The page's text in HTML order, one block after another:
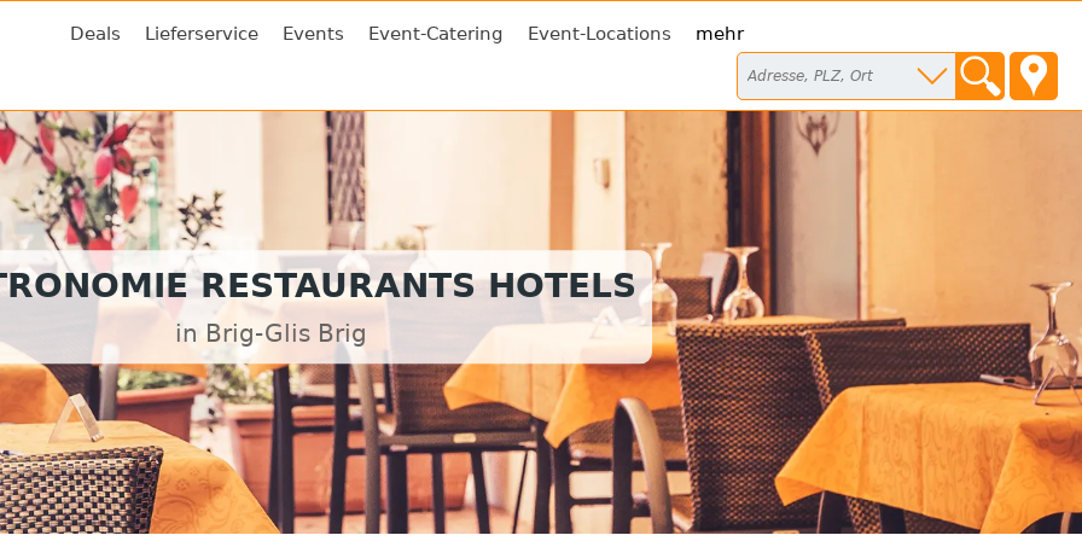
Deals Lieferservice Events Event-Catering Event-Locations mehr
RESTAURANTS HOTELS
in Brig-Glis Brig